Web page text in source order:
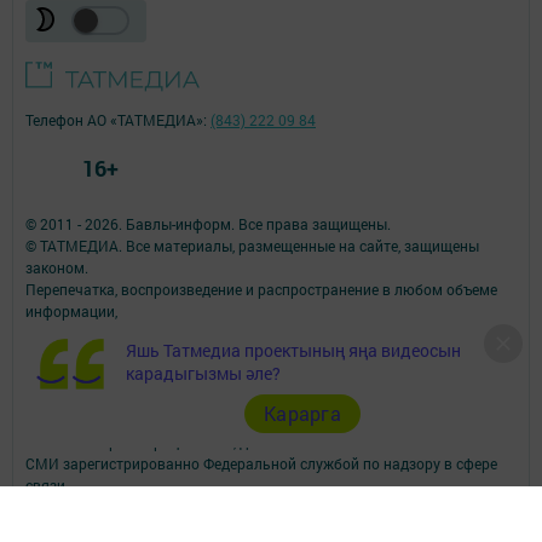
Яшь Татмедиа проектының яңа видеосын
карадыгызмы әле?
Карарга
© 2011 - 2026. Бавлы-информ. Все права защищены.
© ТАТМЕДИА. Все материалы, размещенные на сайте, защищены
законом.
Перепечатка, воспроизведение и распространение в любом объеме
информации,
редакций СМИ.
При поддержке Республиканского агентства по печати и массовым
Наименование СМИ: Бавлы-информ
СМИ зарегистрированно Федеральной службой по надзору в сфере
связи,
Телефон АО «ТАТМЕДИА»: (843) 222 09 84
16+